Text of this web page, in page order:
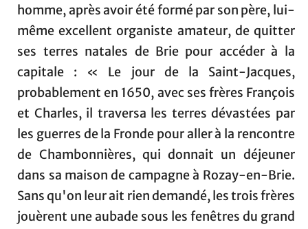
homme, après avoir été formé par son père, lui-
même excellent organiste amateur, de quitter
ses terres natales de Brie pour accéder à la
capitale : « Le jour de la Saint-Jacques,
probablement en 1650, avec ses frères François
et Charles, il traversa les terres dévastées par
les guerres de la Fronde pour aller à la rencontre
de Chambonnières, qui donnait un déjeuner
dans sa maison de campagne à Rozay-en-Brie.
Sans qu'on leur ait rien demandé, les trois frères
jouèrent une aubade sous les fenêtres du grand